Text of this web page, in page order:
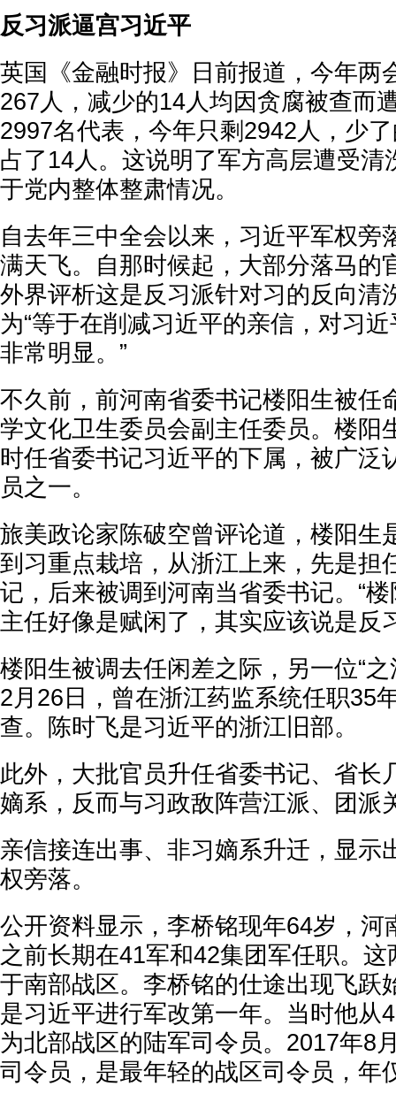
反习派逼宫习近平
英国《金融时报》日前报道，今年两
267人，减少的14人均因贪腐被查而
2997名代表，今年只剩2942人，少
占了14人。这说明了军方高层遭受清
于党内整体整肃情况。
自去年三中全会以来，习近平军权旁
满天飞。自那时候起，大部分落马的
外界评析这是反习派针对习的反向清
为“等于在削减习近平的亲信，对习
非常明显。”
不久前，前河南省委书记楼阳生被任
学文化卫生委员会副主任委员。楼阳
时任省委书记习近平的下属，被广泛
员之一。
旅美政论家陈破空曾评论道，楼阳生
到习重点栽培，从浙江上来，先是担
记，后来被调到河南当省委书记。“
主任好像是赋闲了，其实应该说是反
楼阳生被调去任闲差之际，另一位“
2月26日，曾在浙江药监系统任职35
查。陈时飞是习近平的浙江旧部。
此外，大批官员升任省委书记、省长
嫡系，反而与习政敌阵营江派、团派
亲信接连出事、非习嫡系升迁，显示
权旁落。
公开资料显示，李桥铭现年64岁，河
之前长期在41军和42集团军任职。
于南部战区。李桥铭的仕途出现飞跃
是习近平进行军改第一年。当时他从
为北部战区的陆军司令员。2017年8
司令员，是最年轻的战区司令员，年